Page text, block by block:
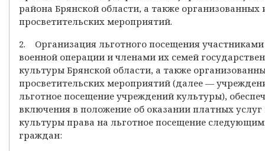
района Брянской области, а также организованных
просветительских мероприятий.
2. Организация льготного посещения
военной операции и членами их семей
культуры Брянской области, а также
просветительских мероприятий (далее —
льготное посещение учреждений культуры),
включения в положение об оказании платных
культуры права на льготное посещение
граждан: